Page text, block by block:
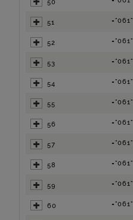
50
51 ="061"
52 ="061"
53 ="061"
54 ="061"
55 ="061"
56 ="061"
57 ="061"
58 ="061"
59 ="061"
60 ="061"